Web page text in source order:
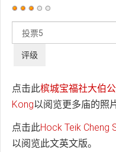
用
价：3/
评
点击此槟城宝福社大伯
Kong以阅览更多庙的照
点击此Hock Teik Cheng
以阅览此文英文版。